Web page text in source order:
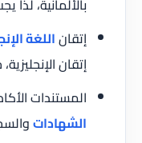
إتقاناللغة
إتقان
المستندات
الشهادات